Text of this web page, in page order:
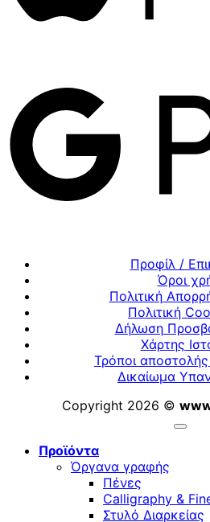
Προφίλ /
Όροι
Πολιτική
Πολιτική
Δήλωση
Χάρτης
Τρόποι
Δικαίωμα
Copyright 2026 ©
Προϊόντα
Όργανα γραφής
Πένες
Calligraphy &
Στυλό Διαρκείας